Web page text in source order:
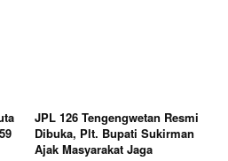
JPL 126 Tengengwetan Resmi
Dibuka, Plt. Bupati Sukirman
Ajak Masyarakat Jaga